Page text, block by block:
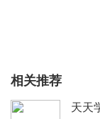
相关推荐
天天